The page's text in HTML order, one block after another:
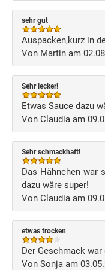
sehr gut
Auspacken,kurz in
Von Martin am
Sehr lecker!
Etwas Sauce dazu
Von Claudia am
Sehr schmackhaft!
Das Hähnchen war
dazu wäre super!
Von Claudia am
etwas trocken
Der Geschmack
Von Sonja am